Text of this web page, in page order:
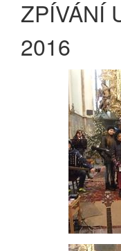
ZPÍVÁNÍ
2016